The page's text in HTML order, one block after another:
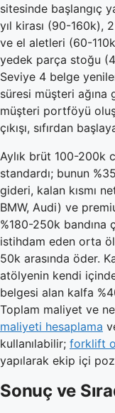
sitesinde başlangıç
yıl kirası (90-160k),
ve el aletleri (60-
yedek parça stoğu
Seviye 4 belge
süresi müşteri
müşteri portföyü
çıkışı, sıfırdan
Aylık brüt 100-200k
standardı; bunun
gideri, kalan kısmı
BMW, Audi) ve
%180-250k bandına
istihdam eden orta
50k arasında öder.
atölyenin kendi
belgesi alan kalfa
Toplam maliyet ve
maliyeti hesaplama
kullanılabilir; forklift
yapılarak ekip içi
Sonuç ve